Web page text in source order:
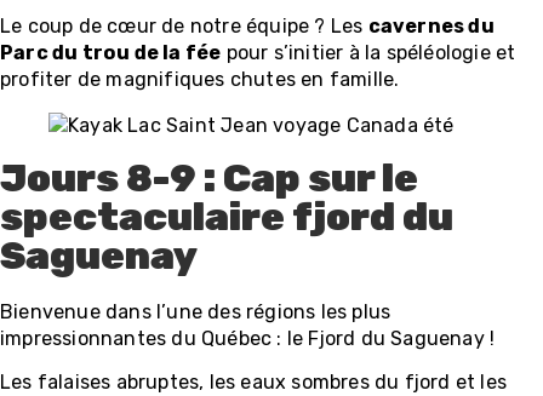
Le coup de cœur de notre équipe ? Les cavernes du
Parc du trou de la fée pour s’initier à la spéléologie et
profiter de magnifiques chutes en famille.
Jours 8-9 : Cap sur le
spectaculaire fjord du
Saguenay
Bienvenue dans l’une des régions les plus
impressionnantes du Québec : le Fjord du Saguenay !
Les falaises abruptes, les eaux sombres du fjord et les